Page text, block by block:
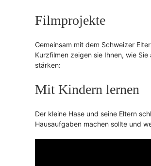
Filmprojekte
Gemeinsam mit dem Schweizer
Kurzfilmen zeigen sie Ihnen, wie
stärken:
Mit Kindern lernen
Der kleine Hase und seine Eltern
Hausaufgaben machen sollte und